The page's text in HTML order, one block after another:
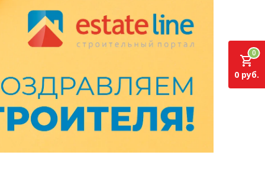
Платные услуги
Рекламодателям
Инвестпроекты
Подписка на Базу
0
0 руб.